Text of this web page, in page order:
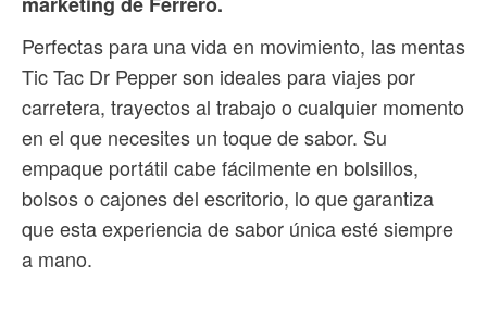
Perfectas para una vida en movimiento, las mentas
Tic Tac Dr Pepper son ideales para viajes por
carretera, trayectos al trabajo o cualquier momento
en el que necesites un toque de sabor. Su
empaque portátil cabe fácilmente en bolsillos,
bolsos o cajones del escritorio, lo que garantiza
que esta experiencia de sabor única esté siempre
a mano.